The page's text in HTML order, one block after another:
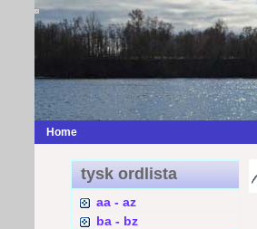
Home
tysk ordlista
aa - az
ba - bz